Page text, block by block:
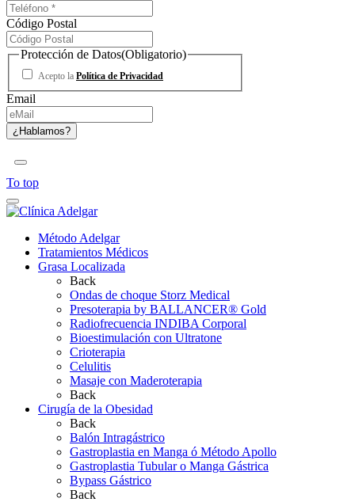
Código Postal
Protección de Datos(Obligatorio)
Acepto la Política de Privacidad
Email
To top
Método Adelgar
Tratamientos Médicos
Grasa Localizada
Back
Ondas de choque Storz Medical
Presoterapia by BALLANCER® Gold
Radiofrecuencia INDIBA Corporal
Bioestimulación con Ultratone
Crioterapia
Celulitis
Masaje con Maderoterapia
Back
Cirugía de la Obesidad
Back
Balón Intragástrico
Gastroplastia en Manga ó Método Apollo
Gastroplastia Tubular o Manga Gástrica
Bypass Gástrico
Back